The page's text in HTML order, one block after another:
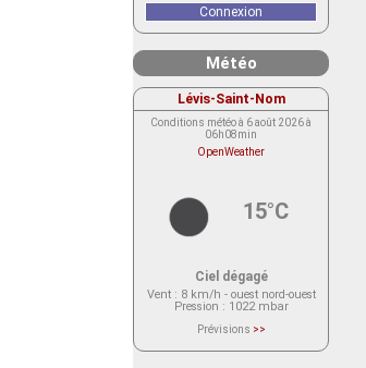
Connexion
Météo
Lévis-Saint-Nom
Conditions météo à 6 août 2026 à
06h08min
OpenWeather
15°C
Ciel dégagé
Vent: 8 km/h - ouest nord-ouest
Pression : 1022 mbar
Prévisions >>
actuellement aucune prévision